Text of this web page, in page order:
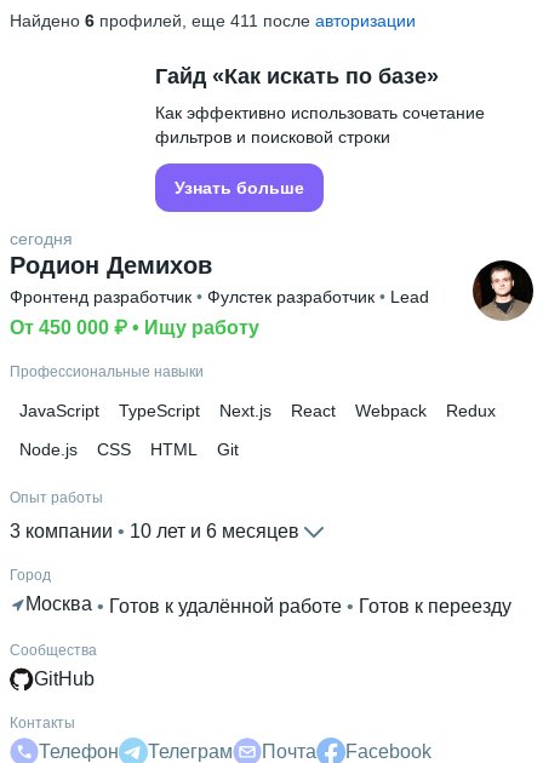
Найдено 6 профилей, еще 411 после авторизации
Гайд «Как искать по базе»
Как эффективно использовать сочетание
фильтров и поисковой строки
Узнать больше
Родион Демихов
сегодня
Фронтенд разработчик • Фулстек разработчик • Lead
От 450 000 ₽ • Ищу работу
Профессиональные навыки
JavaScript TypeScript Next.js React Webpack
Redux
Node.js
CSS HTML Git
Опыт работы
3 компании 10 лет и 6 месяцев
Город
Москва • Готов к удалённой работе • Готов к переезду
Сообщества
GitHub
Контакты
Телефон Телеграм Почта
Facebook